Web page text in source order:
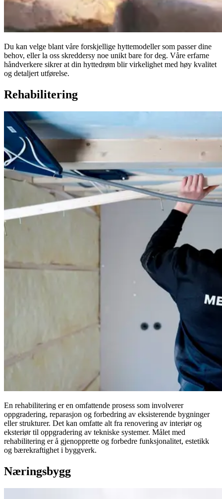
Du kan velge blant våre forskjellige hyttemodeller som passer dine
behov, eller la oss skreddersy noe unikt bare for deg. Våre erfarne
håndverkere sikrer at din hyttedrøm blir virkelighet med høy kvalitet
og detaljert utførelse.
Rehabilitering
En rehabilitering er en omfattende prosess som involverer
oppgradering, reparasjon og forbedring av eksisterende bygninger
eller strukturer. Det kan omfatte alt fra renovering av interiør og
eksteriør til oppgradering av tekniske systemer. Målet med
rehabilitering er å gjenopprette og forbedre funksjonalitet, estetikk
og bærekraftighet i byggverk.
Næringsbygg